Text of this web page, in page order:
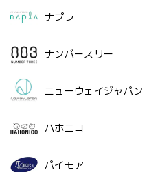
ナプラ
ナンバースリー
ニューウェイジャパン
ハホニコ
パイモア